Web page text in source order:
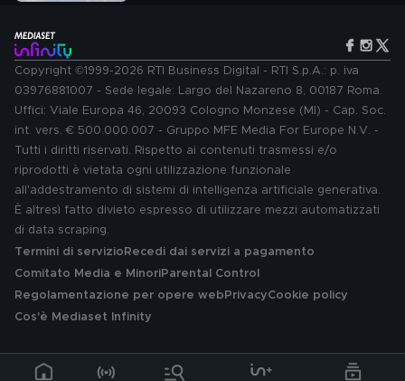
Copyright ©1999-2026 RTI Business Digital - RTI S.p.A.: p. iva
03976881007 - Sede legale: Largo del Nazareno 8, 00187 Roma.
Uffici: Viale Europa 46, 20093 Cologno Monzese (MI) - Cap. Soc.
int. vers. € 500.000.007 - Gruppo MFE Media For Europe N.V. -
Tutti i diritti riservati. Rispetto ai contenuti trasmessi e/o
riprodotti è vietata ogni utilizzazione funzionale
all'addestramento di sistemi di intelligenza artificiale generativa.
È altresì fatto divieto espresso di utilizzare mezzi automatizzati
di data scraping.
Termini di servizio Recedi dai servizi a pagamento
Comitato Media e MinoriParental Control
Regolamentazione per opere web PrivacyCookie policy
Cos'è Mediaset Infinity